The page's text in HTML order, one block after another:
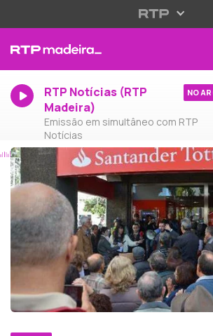
RTP Notícias (RTP
Madeira)
Emissão em simultâneo com RTP
Notícias
NO AR